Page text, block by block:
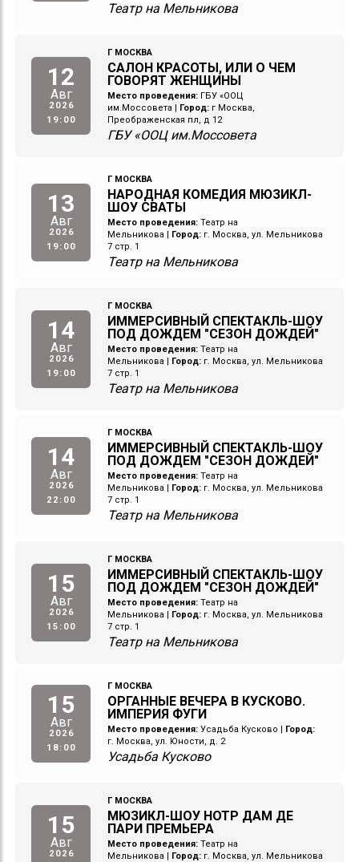
Театр на Мельникова
12
Авг
2026
19:00
Г МОСКВА
САЛОН КРАСОТЫ, ИЛИ О ЧЕМ
ГОВОРЯТ ЖЕНЩИНЫ
Место проведения: ГБУ «ООЦ
им.Моссовета
Город: г Москва,
Преображенская пл, д 12
ГБУ «ООЦ им.Моссовета
13
Авг
2026
19:00
Г МОСКВА
НАРОДНАЯ КОМЕДИЯ МЮЗИКЛ-
ШОУ СВАТЫ
Место проведения: Театр на
Мельникова
Город: г. Москва, ул. Мельникова
7 стр. 1
Театр на Мельникова
14
Авг
2026
19:00
Г МОСКВА
ИММЕРСИВНЫЙ СПЕКТАКЛЬ-ШОУ
ПОД ДОЖДЕМ "СЕЗОН ДОЖДЕЙ"
Место проведения: Театр на
Мельникова
Город: г. Москва, ул. Мельникова
7 стр. 1
Театр на Мельникова
14
Авг
2026
22:00
Г МОСКВА
ИММЕРСИВНЫЙ СПЕКТАКЛЬ-ШОУ
ПОД ДОЖДЕМ "СЕЗОН ДОЖДЕЙ"
Место проведения: Театр на
Мельникова
Город: г. Москва, ул. Мельникова
7 стр. 1
Театр на Мельникова
15
Авг
2026
15:00
Г МОСКВА
ИММЕРСИВНЫЙ СПЕКТАКЛЬ-ШОУ
ПОД ДОЖДЕМ "СЕЗОН ДОЖДЕЙ"
Место проведения: Театр на
Мельникова
Город: г. Москва, ул. Мельникова
7 стр. 1
Театр на Мельникова
15
Авг
2026
18:00
Г МОСКВА
ОРГАННЫЕ ВЕЧЕРА В КУСКОВО.
ИМПЕРИЯ ФУГИ
Место проведения: Усадьба Кусково
Город:
г. Москва, ул. Юности, д. 2
Усадьба Кусково
15
Авг
2026
Г МОСКВА
МЮЗИКЛ-ШОУ НОТР ДАМ ДЕ
ПАРИ ПРЕМЬЕРА
Место проведения: Театр на
Мельникова
Город: г. Москва, ул. Мельникова